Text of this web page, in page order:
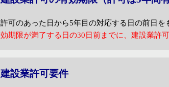
許可のあった日から5年目の対応する日の前日を
効期限が満了する日の30 日前までに、建設業許
建設業許可要件